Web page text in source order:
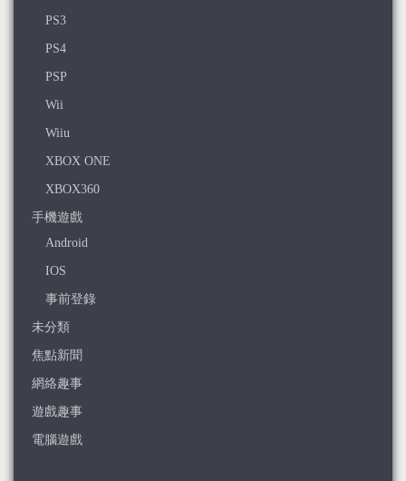
PS3
PS4
PSP
Wii
Wiiu
XBOX ONE
XBOX360
手機遊戲
Android
IOS
事前登錄
未分類
焦點新聞
網絡趣事
遊戲趣事
電腦遊戲